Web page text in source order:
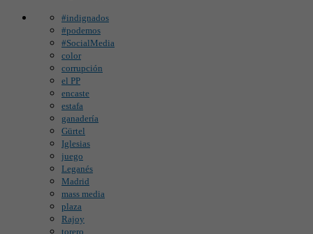
#indignados
#podemos
#SocialMedia
color
corrupción
el PP
encaste
estafa
ganadería
Gürtel
Iglesias
juego
Leganés
Madrid
mass media
plaza
Rajoy
torero